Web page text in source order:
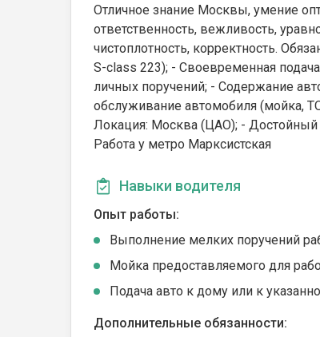
Отличное знание Москвы, умение
ответственность, вежливость,
чистоплотность, корректность.
S-class 223); - Своевременная
личных поручений; - Содержание
обслуживание автомобиля (мойка,
Локация: Москва (ЦАО); -
Работа у метро Марксистская
Навыки водителя
Опыт работы:
Выполнение мелких поручений
Мойка предоставляемого для
Подача авто к дому или к
Дополнительные обязанности: